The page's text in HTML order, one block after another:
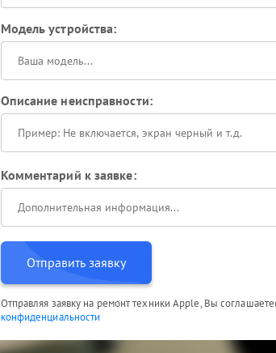
Модель устройства:
Описание неисправности:
Комментарий к заявке:
Отправить заявку
Отправляя заявку на ремонт техники Apple, Вы
конфиденциальности